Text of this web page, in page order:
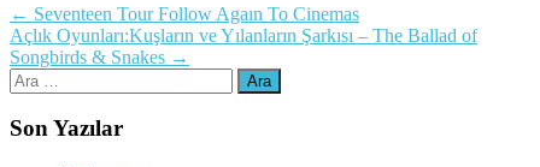
Yazı
dolaşımı
← Seventeen Tour Follow Agaın To Cinemas
Açlık Oyunları:Kuşların ve Yılanların Şarkısı – The Ballad of
Songbirds & Snakes →
Arama:
Son Yazılar